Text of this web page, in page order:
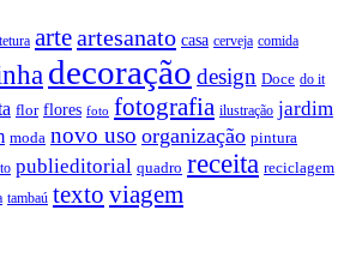
arteartesanato casa cerveja comida
decoração design Doce do it
flor flores foto fotografia ilustração jardim
moda novo uso organização pintura
publieditorial quadro receita reciclagem
tambaú texto viagem